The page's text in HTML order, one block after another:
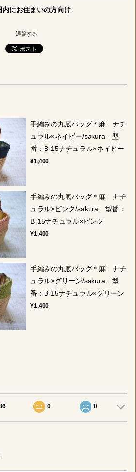
内にお住まいの方向け
通報する
手編みの丸底バッグ＊麻 ナチ
ュラル×ネイビー/sakura 型
番：B-15ナチュラル×ネイビー
¥1,400
手編みの丸底バッグ＊麻 ナチ
ュラル×ピンク/sakura 型番：
B-15ナチュラル×ピンク
¥1,400
手編みの丸底バッグ＊麻 ナチ
ュラル×グリーン/sakura 型
番：B-15ナチュラル×グリーン
¥1,400
0 0